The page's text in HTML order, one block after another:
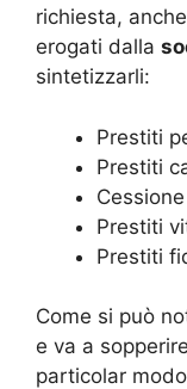
richiesta,
erogati dalla
sintetizzarli:
Prestiti
Prestiti
Prestiti
Prestiti
Come si può
e va a
particolar